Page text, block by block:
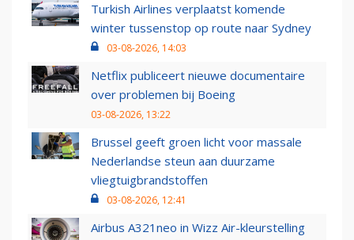
Turkish Airlines verplaatst komende
winter tussenstop op route naar Sydney
03-08-2026, 14:03
Netflix publiceert nieuwe documentaire
over problemen bij Boeing
03-08-2026, 13:22
Brussel geeft groen licht voor massale
Nederlandse steun aan duurzame
vliegtuigbrandstoffen
03-08-2026, 12:41
Airbus A321neo in Wizz Air-kleurstelling